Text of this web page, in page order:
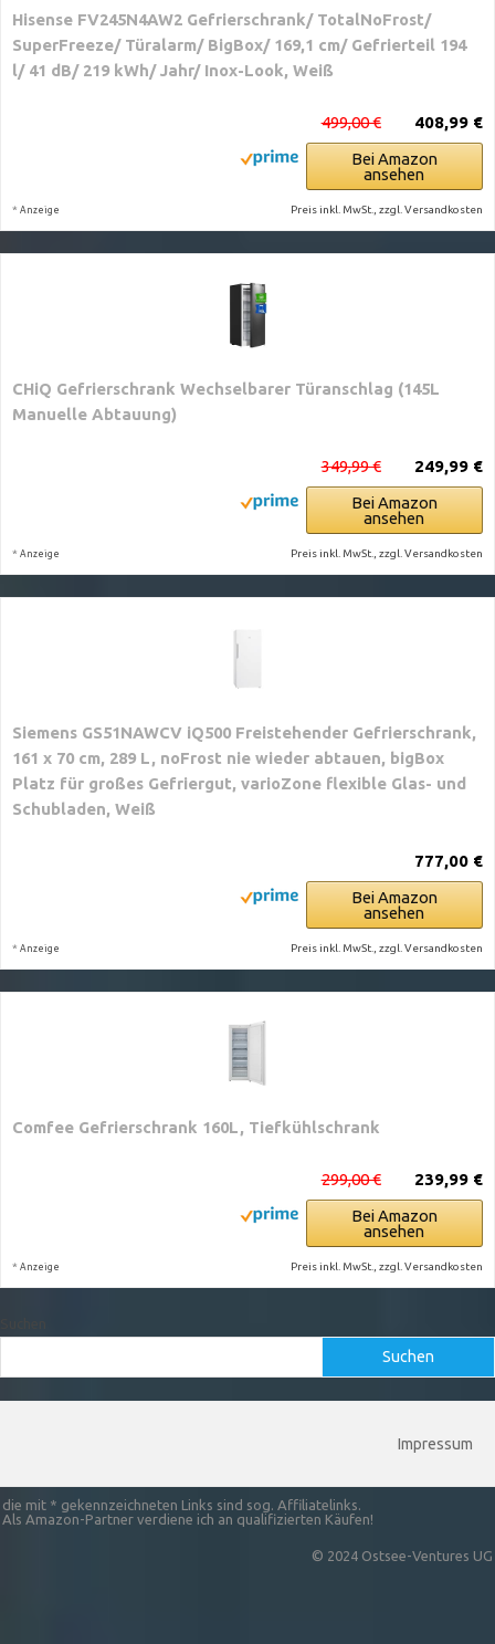
Hisense FV245N4AW2 Gefrierschrank/ TotalNoFrost/
SuperFreeze/ Türalarm/ BigBox/ 169,1 cm/ Gefrierteil 194
l/ 41 dB/ 219 kWh/ Jahr/ Inox-Look, Weiß
408,99 €
499,00 €
Bei Amazon
ansehen
* Anzeige Preis inkl. MwSt., zzgl. Versandkosten
CHiQ Gefrierschrank Wechselbarer Türanschlag (145L
Manuelle Abtauung)
249,99 €
349,99 €
Bei Amazon
ansehen
* Anzeige Preis inkl. MwSt., zzgl. Versandkosten
Siemens GS51NAWCV iQ500 Freistehender Gefrierschrank,
161 x 70 cm, 289 L, noFrost nie wieder abtauen, bigBox
Platz für großes Gefriergut, varioZone flexible Glas- und
Schubladen, Weiß
777,00 €
Bei Amazon
ansehen
* Anzeige Preis inkl. MwSt., zzgl. Versandkosten
Comfee Gefrierschrank 160L, Tiefkühlschrank
239,99 €
299,00 €
Bei Amazon
ansehen
* Anzeige Preis inkl. MwSt., zzgl. Versandkosten
Suchen
Impressum
die mit * gekennzeichneten Links sind sog. Affiliatelinks.
Als Amazon-Partner verdiene ich an qualifizierten Käufen!
© 2024 Ostsee-Ventures UG